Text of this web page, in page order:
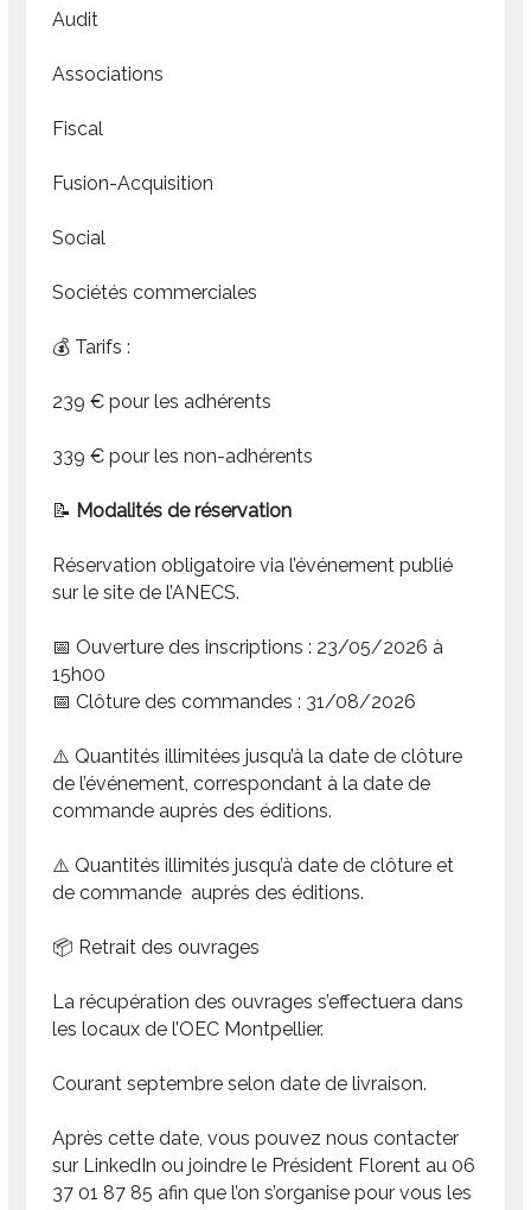
Audit
Associations
Fiscal
Fusion-Acquisition
Social
Sociétés commerciales
💰 Tarifs :
239 € pour les adhérents
339 € pour les non-adhérents
📝 Modalités de réservation
Réservation obligatoire via l’événement publié
sur le site de l’ANECS.
📅 Ouverture des inscriptions : 23/05/2026 à
15h00
📅 Clôture des commandes : 31/08/2026
⚠️ Quantités illimitées jusqu’à la date de clôture
de l’événement, correspondant à la date de
commande auprès des éditions.
⚠️ Quantités illimités jusqu’à date de clôture et
de commande auprès des éditions.
📦 Retrait des ouvrages
La récupération des ouvrages s’effectuera dans
les locaux de l’OEC Montpellier.
Courant septembre selon date de livraison.
Après cette date, vous pouvez nous contacter
sur LinkedIn ou joindre le Président Florent au 06
37 01 87 85 afin que l’on s’organise pour vous les